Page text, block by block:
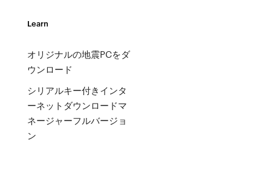
Learn
オリジナルの地震PCをダ
ウンロード
シリアルキー付きインタ
ーネットダウンロードマ
ネージャーフルバージョ
ン